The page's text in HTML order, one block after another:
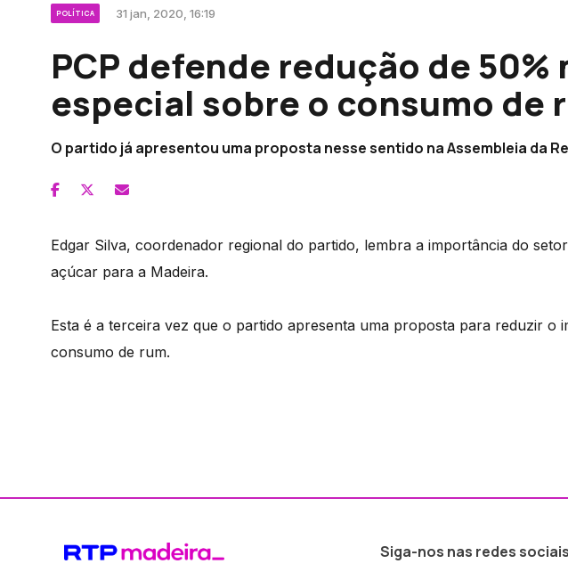
POLÍTICA 31 jan, 2020, 16:19
PCP defende redução de
especial sobre o consumo de
O partido já apresentou uma proposta nesse sentido na Assembleia da
Edgar Silva, coordenador regional do partido, lembra a importância do
açúcar para a Madeira.
Esta é a terceira vez que o partido apresenta uma proposta para reduzir o
consumo de rum.
Siga-nos nas redes sociais